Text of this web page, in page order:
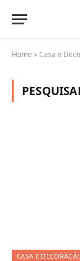
Home »Casa e
CASA E